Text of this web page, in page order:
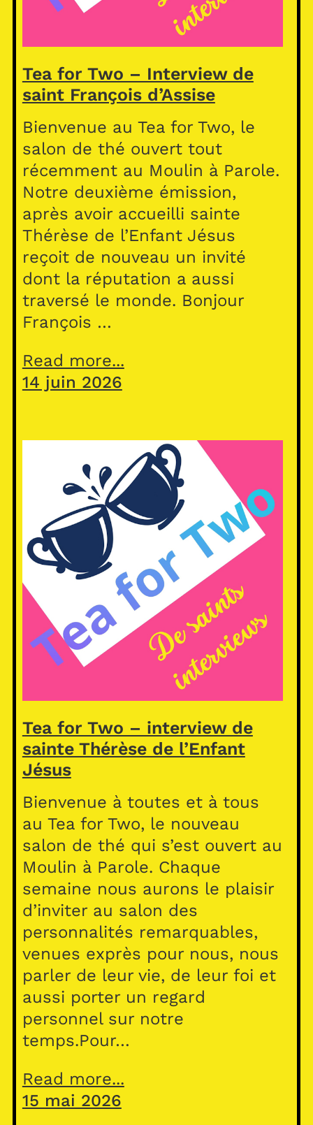
Tea for Two – Interview de
saint François d’Assise
Bienvenue au Tea for Two, le
salon de thé ouvert tout
récemment au Moulin à Parole.
Notre deuxième émission,
après avoir accueilli sainte
Thérèse de l’Enfant Jésus
reçoit de nouveau un invité
dont la réputation a aussi
traversé le monde. Bonjour
François …
Read more...
14 juin 2026
Tea for Two – interview de
sainte Thérèse de l’Enfant
Jésus
Bienvenue à toutes et à tous
au Tea for Two, le nouveau
salon de thé qui s’est ouvert au
Moulin à Parole. Chaque
semaine nous aurons le plaisir
d’inviter au salon des
personnalités remarquables,
venues exprès pour nous, nous
parler de leur vie, de leur foi et
aussi porter un regard
personnel sur notre
temps.Pour…
Read more...
15 mai 2026